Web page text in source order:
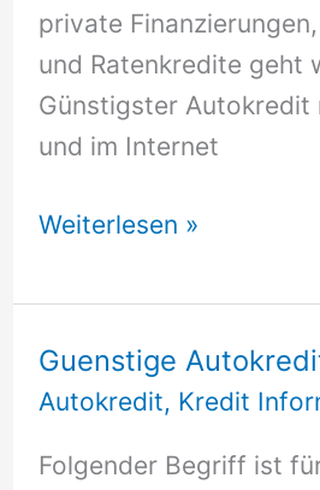
private
und Ratenkredite geht
Günstigster Autokredit
und im Internet
Günstigster
Weiterlesen »
Guenstige
Autokredit, Kredit
Folgender Begriff ist